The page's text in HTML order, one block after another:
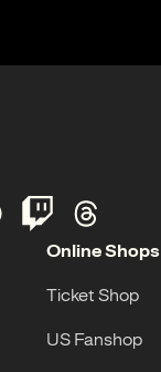
Online Shops
Ticket Shop
US Fanshop